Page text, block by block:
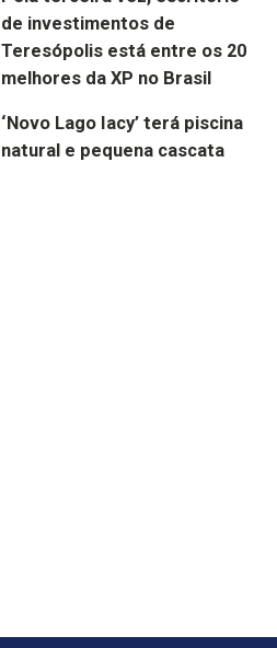
de investimentos de
Teresópolis está entre os 20
melhores da XP no Brasil
‘Novo Lago Iacy’ terá piscina
natural e pequena cascata